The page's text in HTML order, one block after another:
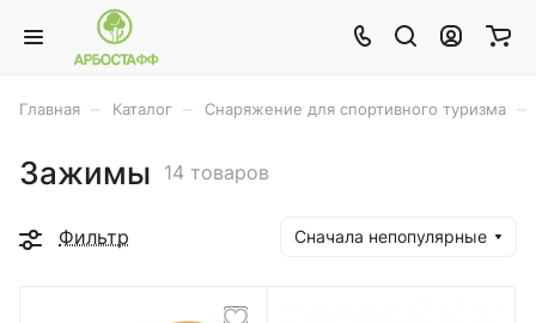
Главная Каталог Снаряжение для спортивного туризма
Зажимы 14 товаров
Фильтр Сначала непопулярные